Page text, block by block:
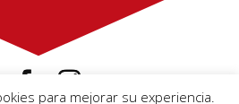
para mejorar su experiencia.